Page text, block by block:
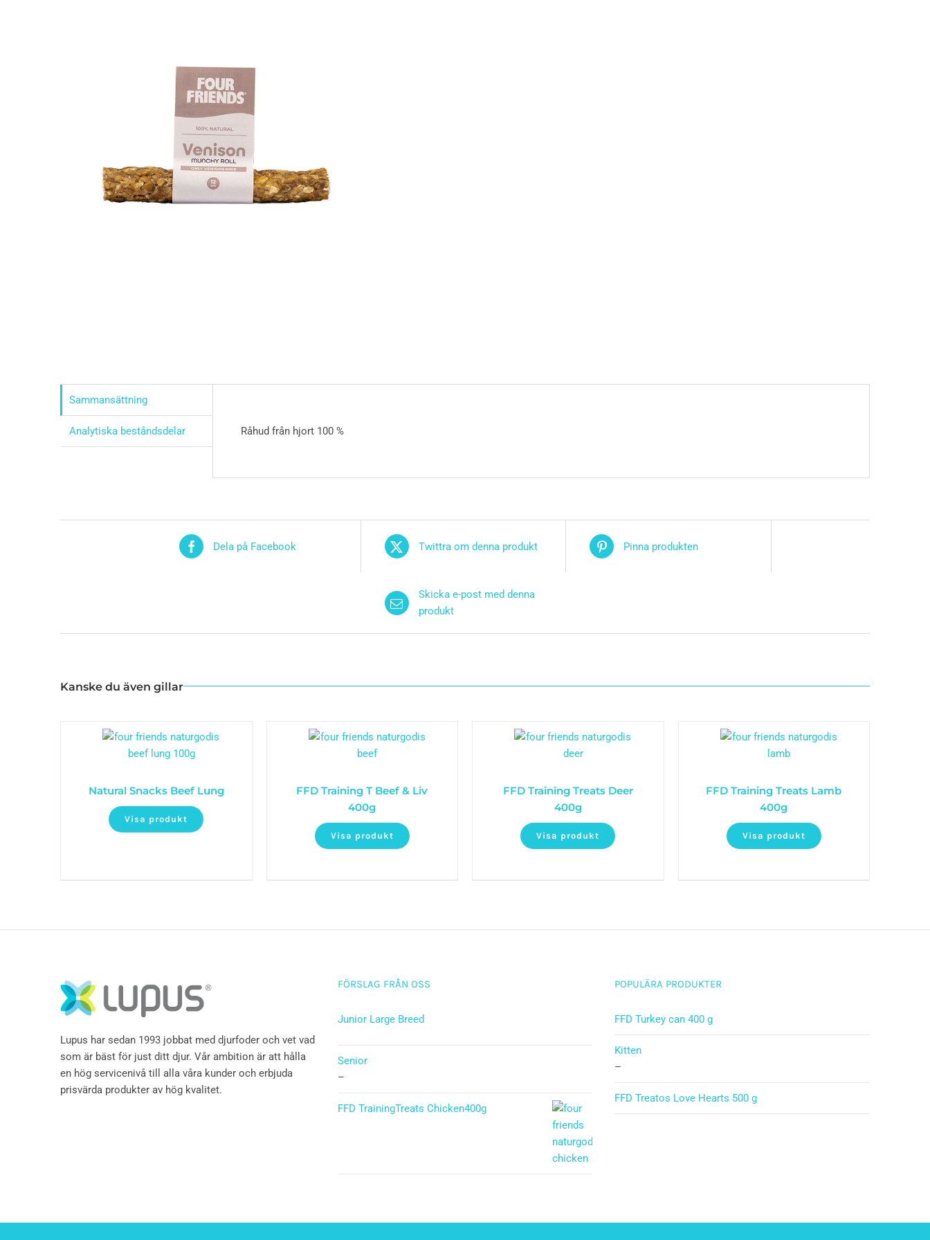
Sammansättning
Analytiska beståndsdelar Råhud från hjort 100 %
Dela på Facebook Twittra om denna produkt Pinna produkten
Skicka e-post med denna
produkt
Kanske du även gillar
Natural Snacks Beef Lung
Visa produkt
FFD Training T Beef & Liv
400g
Visa produkt
FFD Training Treats Deer
400g
Visa produkt
FFD Training Treats Lamb
400g
Visa produkt
Lupus har sedan 1993 jobbat med djurfoder och vet vad
som är bäst för just ditt djur. Vår ambition är att hålla
en hög servicenivå till alla våra kunder och erbjuda
prisvärda produkter av hög kvalitet.
FÖRSLAG FRÅN OSS
Junior Large Breed
5.00av 5
Senior
–
FFD TrainingTreats Chicken400g
POPULÄRA PRODUKTER
FFD Turkey can 400 g
Kitten
–
FFD Treatos Love Hearts 500 g